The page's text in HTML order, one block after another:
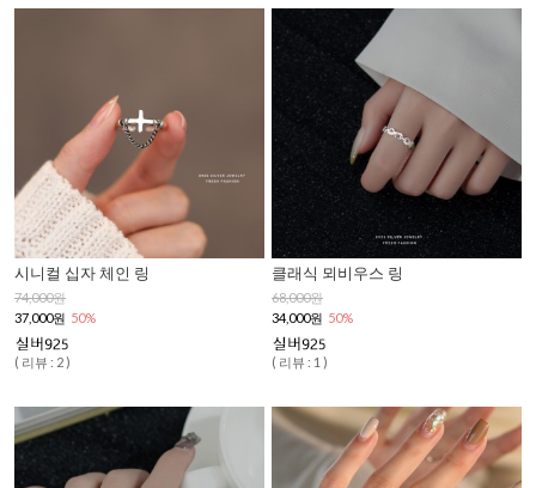
시니컬 십자 체인 링
74,000원
37,000원 50%
( 리뷰 : 2 )
클래식 뫼비우스 링
68,000원
34,000원 50%
( 리뷰 : 1 )